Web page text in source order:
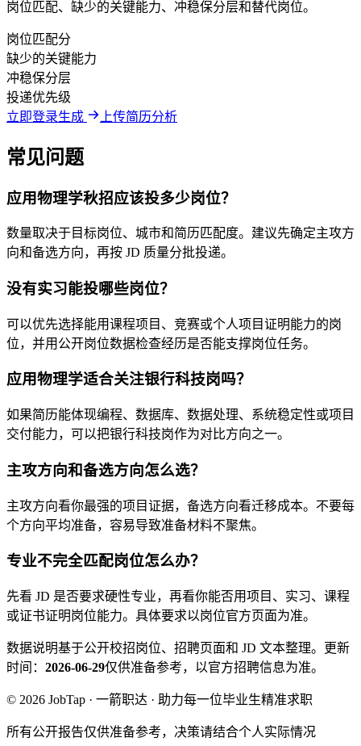
岗位匹配、缺少的关键能力、冲稳保分层和替代岗位。
岗位匹配分
缺少的关键能力
冲稳保分层
投递优先级
立即登录生成
上传简历分析
常见问题
应用物理学秋招应该投多少岗位？
数量取决于目标岗位、城市和简历匹配度。建议先确定主攻方
向和备选方向，再按 JD 质量分批投递。
没有实习能投哪些岗位？
可以优先选择能用课程项目、竞赛或个人项目证明能力的岗
位，并用公开岗位数据检查经历是否能支撑岗位任务。
应用物理学适合关注银行科技岗吗？
如果简历能体现编程、数据库、数据处理、系统稳定性或项目
交付能力，可以把银行科技岗作为对比方向之一。
主攻方向和备选方向怎么选？
主攻方向看你最强的项目证据，备选方向看迁移成本。不要每
个方向平均准备，容易导致准备材料不聚焦。
专业不完全匹配岗位怎么办？
先看 JD 是否要求硬性专业，再看你能否用项目、实习、课程
或证书证明岗位能力。具体要求以岗位官方页面为准。
数据说明基于公开校招岗位、招聘页面和 JD 文本整理。
更新
时间： 2026-06-29仅供准备参考，以官方招聘信息为准。
© 2026 JobTap · 一箭职达 · 助力每一位毕业生精准求职
所有公开报告仅供准备参考，决策请结合个人实际情况